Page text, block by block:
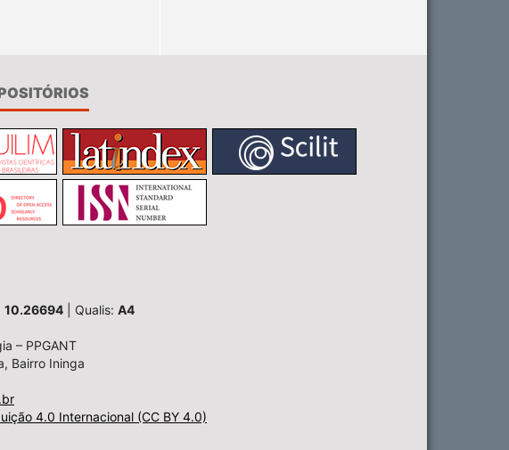
10.26694 | Qualis: A4
– PPGANT
Bairro Ininga
4.0 Internacional (CC BY 4.0)